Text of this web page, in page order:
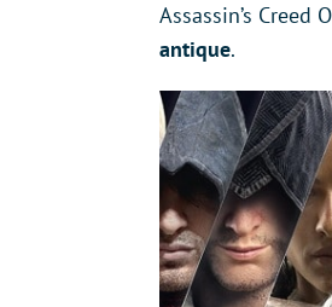
Assassin’s Creed
antique.